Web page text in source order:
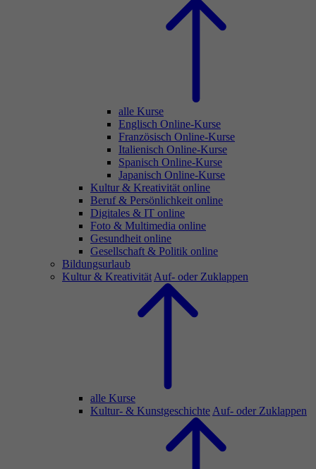
alle Kurse
Englisch Online-Kurse
Französisch Online-Kurse
Italienisch Online-Kurse
Spanisch Online-Kurse
Japanisch Online-Kurse
Kultur & Kreativität online
Beruf & Persönlichkeit online
Digitales & IT online
Foto & Multimedia online
Gesundheit online
Gesellschaft & Politik online
Bildungsurlaub
Kultur & Kreativität Auf- oder Zuklappen
alle Kurse
Kultur- & Kunstgeschichte Auf- oder Zuklappen